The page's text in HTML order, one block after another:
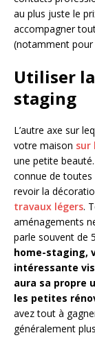
au plus juste le
accompagner
(notamment pour
Utiliser
staging
L’autre axe sur
votre maison sur
une petite
connue de toutes
revoir la
travaux légers.
aménagements
parle souvent de
home-staging,
intéressante
aura sa propre
les petites
avez tout à
généralement